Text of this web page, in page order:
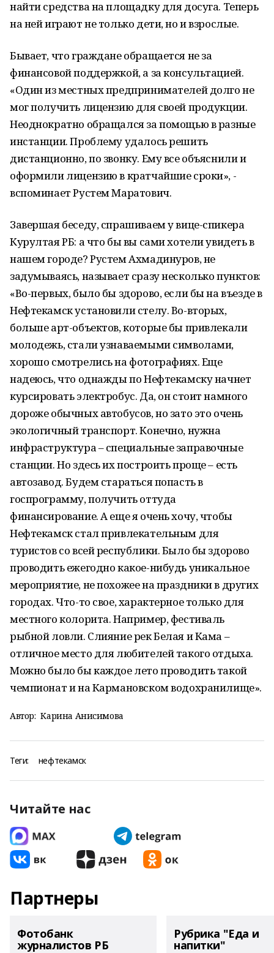
найти средства на площадку для досуга. Теперь
на ней играют не только дети, но и взрослые.
Бывает, что граждане обращается не за
финансовой поддержкой, а за консультацией.
«Один из местных предпринимателей долго не
мог получить лицензию для своей продукции.
Неоднократно обращался за помощью в разные
инстанции. Проблему удалось решить
дистанционно, по звонку. Ему все объяснили и
оформили лицензию в кратчайшие сроки», -
вспоминает Рустем Маратович.
Завершая беседу, спрашиваем у вице-спикера
Курултая РБ: а что бы вы сами хотели увидеть в
нашем городе? Рустем Ахмадинуров, не
задумываясь, называет сразу несколько пунктов:
«Во-первых, было бы здорово, если бы на въезде в
Нефтекамск установили стелу. Во-вторых,
больше арт-объектов, которые бы привлекали
молодежь, стали узнаваемыми символами,
хорошо смотрелись на фотографиях. Еще
надеюсь, что однажды по Нефтекамску начнет
курсировать электробус. Да, он стоит намного
дороже обычных автобусов, но зато это очень
экологичный транспорт. Конечно, нужна
инфраструктура – специальные заправочные
станции. Но здесь их построить проще – есть
автозавод. Будем стараться попасть в
госпрограмму, получить оттуда
финансирование. А еще я очень хочу, чтобы
Нефтекамск стал привлекательным для
туристов со всей республики. Было бы здорово
проводить ежегодно какое-нибудь уникальное
мероприятие, не похожее на праздники в других
городах. Что-то свое, характерное только для
местного колорита. Например, фестиваль
рыбной ловли. Слияние рек Белая и Кама –
отличное место для любителей такого отдыха.
Можно было бы каждое лето проводить такой
чемпионат и на Кармановском водохранилище».
Автор: Карина Анисимова
Теги: нефтекамск
Читайте нас
Партнеры
Фотобанк
журналистов РБ
Рубрика "Еда и
напитки"